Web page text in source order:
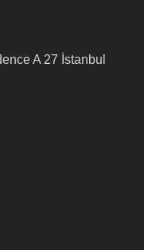
A 27 İstanbul